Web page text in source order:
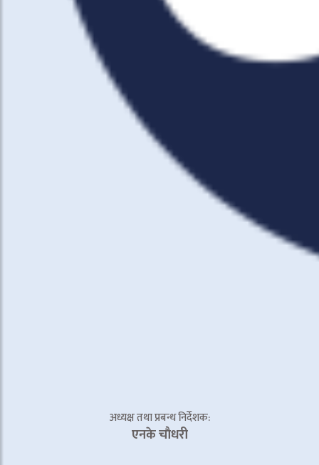
अध्यक्ष तथा प्रबन्ध निर्देशक:
एनके चाैधरी